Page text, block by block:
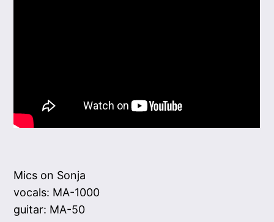
Mics on Sonja
vocals: MA-1000
guitar: MA-50